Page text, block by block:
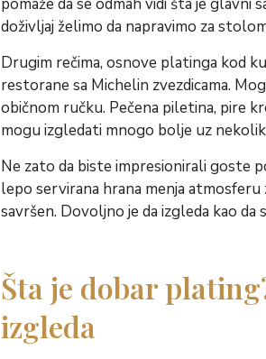
doživljaj želimo da napravimo za
Drugim rečima, osnove platinga kod
restorane sa Michelin zvezdicama.
običnom ručku. Pečena piletina, pire
mogu izgledati mnogo bolje uz
Ne zato da biste impresionirali goste
lepo servirana hrana menja
savršen. Dovoljno je da izgleda kao
Šta je dobar
izgleda